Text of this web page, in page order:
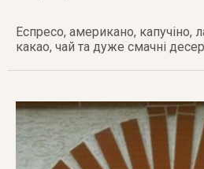
Еспресо, американо, капучіно,
какао, чай та дуже смачні